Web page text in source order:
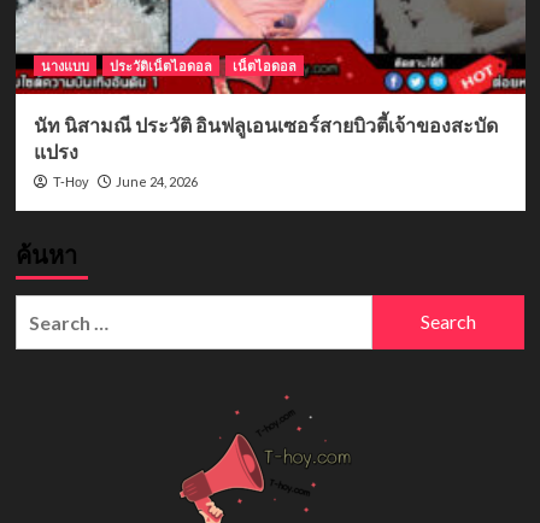
นางแบบ ประวัติเน็ตไอดอล เน็ตไอดอล
นัท นิสามณี ประวัติ อินฟลูเอนเซอร์สายบิวตี้เจ้าของสะบัด
แปรง
T-Hoy June 24, 2026
ค้นหา